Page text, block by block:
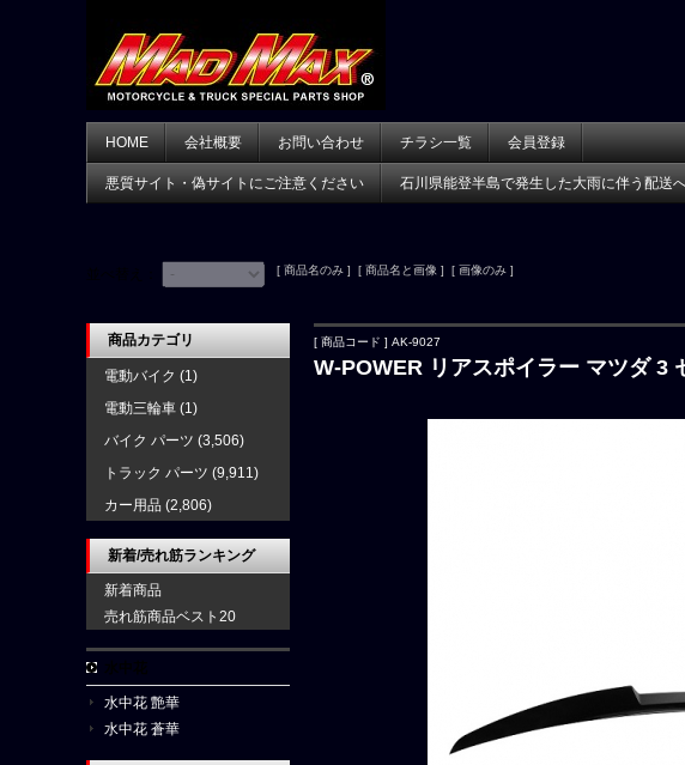
HOME 会社概要 お問い合わせ チラシ一覧 会員登録
悪質サイト・偽サイトにご注意ください 石川県能登半島で発生した大雨に伴う配送
[ 商品名のみ ] [ 商品名と画像 ] [ 画像のみ ]
[ 商品コード ] AK-9027
W-POWER リアスポイラー マツダ 3
商品カテゴリ
電動バイク (1)
電動三輪車 (1)
バイク パーツ (3,506)
トラック パーツ (9,911)
カー用品 (2,806)
新着/売れ筋ランキング
新着商品
売れ筋商品ベスト20
水中花 艶華
水中花 蒼華